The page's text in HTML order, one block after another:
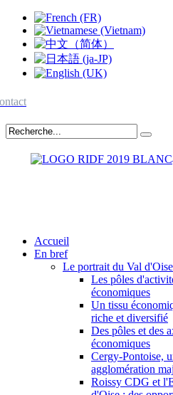
Accueil
En bref
Le portrait du Val d'Oise
Les pôles
économiques
Un tissu
riche et diversifié
Des pôles et des
économiques
Cergy-Pontoise,
agglomération
Roissy CDG et